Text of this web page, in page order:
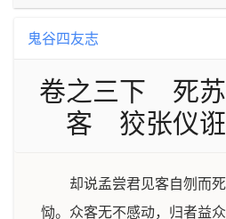
鬼谷四友志
卷之三下 死
客 狡张仪
却说孟尝君见客自刎而
恸。众客无不感动，归者益